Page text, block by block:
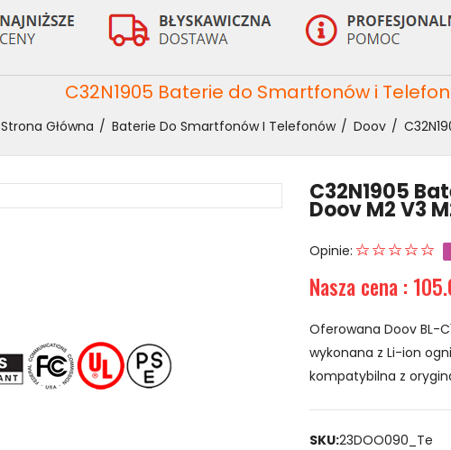
C32N1905 Baterie do Smartfonów i
Strona Główna Baterie Do Smartfonów I Telefonów Doov
C32N1905
Doov M2 V3
Opinie:
Nasza cena :
Oferowana Doov BL-
wykonana z Li-ion
kompatybilna z
SKU:23DOO090_Te